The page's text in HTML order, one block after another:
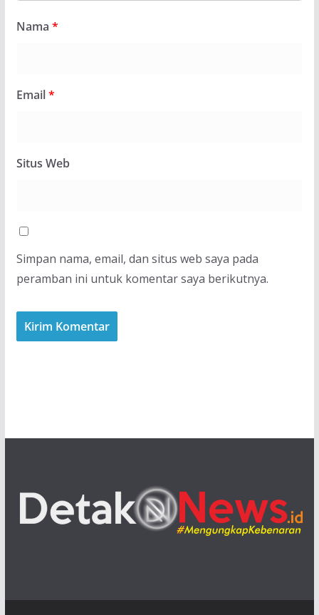
Nama *
Email*
Situs Web
Simpan nama, email, dan situs web saya pada
peramban ini untuk komentar saya berikutnya.